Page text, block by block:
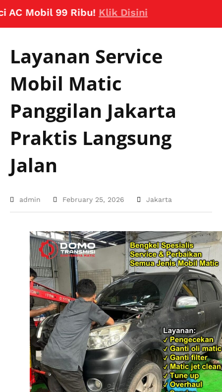
Mobil 99 Ribu!Klik Disini
Layanan Service
Mobil Matic
Panggilan Jakarta
Praktis Langsung
Jalan
admin February 25, 2026 Jakarta